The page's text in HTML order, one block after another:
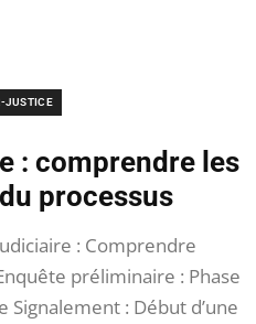
JUSTICE
: comprendre les
processus
: Comprendre
préliminaire : Phase
: Début d’une